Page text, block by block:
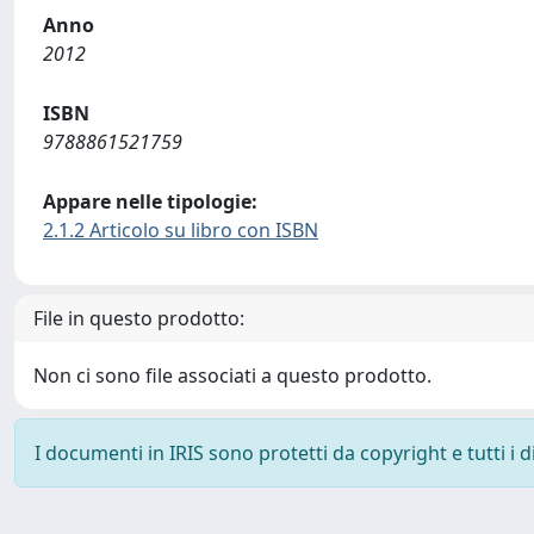
Anno
2012
ISBN
9788861521759
Appare nelle tipologie:
2.1.2 Articolo su libro con ISBN
File in questo prodotto:
Non ci sono file associati a questo prodotto.
I documenti in IRIS sono protetti da copyright e tutti i